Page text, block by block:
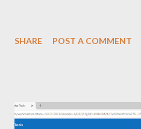
SHARE POST A COMMENT